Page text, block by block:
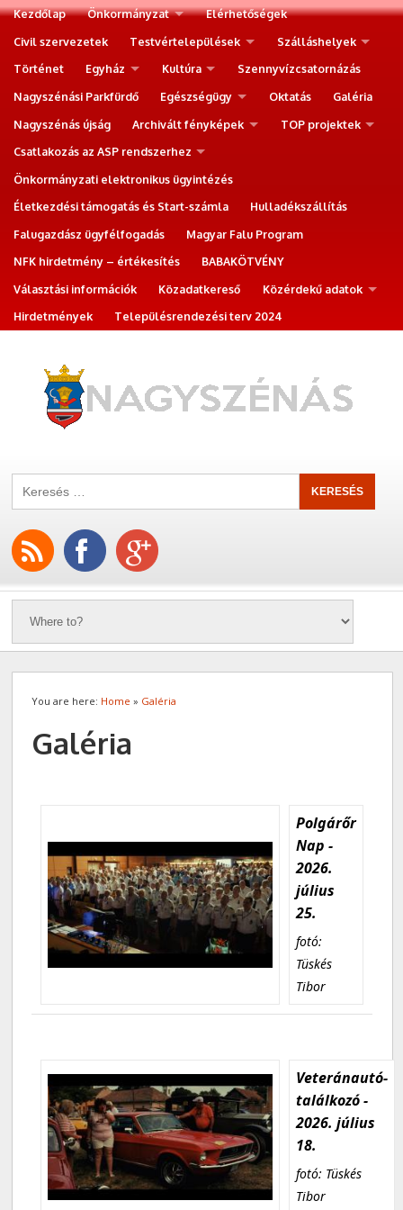
Kezdőlap Önkormányzat
Elérhetőségek
Civil szervezetek
Testvértelepülések
Szálláshelyek
Történet
Egyház Kultúra
Szennyvízcsatornázás
Nagyszénási Parkfürdő
Egészségügy Oktatás
Galéria
Nagyszénás újság
Archivált fényképek
TOP projektek
Csatlakozás az ASP rendszerhez
Önkormányzati elektronikus ügyintézés
Életkezdési támogatás és Start-számla
Hulladékszállítás
Falugazdász ügyfélfogadás
Magyar Falu Program
NFK hirdetmény – értékesítés
BABAKÖTVÉNY
Választási információk
Közadatkereső
Közérdekű adatok
Hirdetmények
Településrendezési terv 2024
You are here: Home » Galéria
Galéria
Polgárőr
Nap -
2026.
július
25.
fotó:
Tüskés
Tibor
Veteránautó-
találkozó -
2026. július
18.
fotó: Tüskés
Tibor